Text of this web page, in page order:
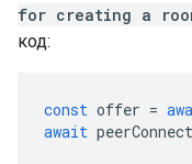
for creating a
код:
const offer =
await